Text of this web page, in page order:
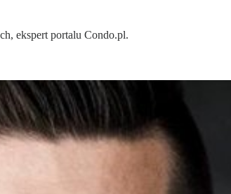
ekspert portalu Condo.pl.